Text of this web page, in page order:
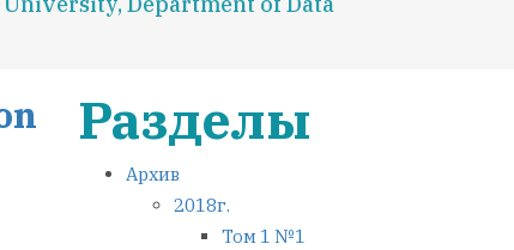
Разделы
Архив
2018г.
Том 1 №1